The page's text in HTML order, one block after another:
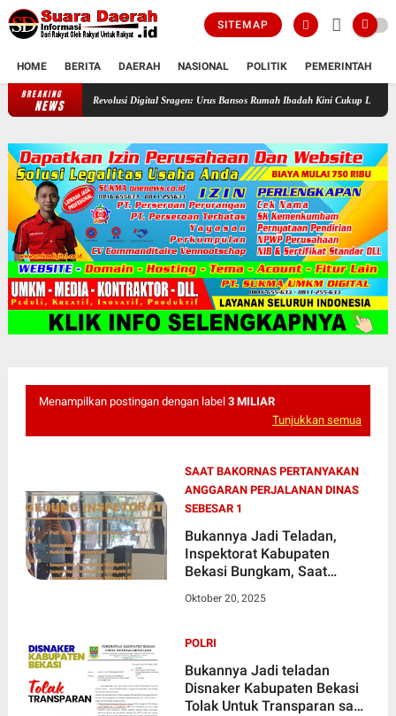
SITEMAP
HOME BERITA DAERAH NASIONAL POLITIK PEMERINTAH
BREAKING
NEWS
Revolusi Digital Sragen: Urus Bansos Rumah Ibadah Kini Cukup Lewat Ponsel!
Menampilkan postingan dengan label 3 MILIAR
Tunjukkan semua
SAAT BAKORNAS PERTANYAKAN
ANGGARAN PERJALANAN DINAS
SEBESAR 1
Bukannya Jadi Teladan,
Inspektorat Kabupaten
Bekasi Bungkam, Saat
Anggaran Perjalanan Dinas
Oktober 20, 2025
POLRI
Bukannya Jadi teladan
Disnaker Kabupaten Bekasi
Tolak Untuk Transparan saat